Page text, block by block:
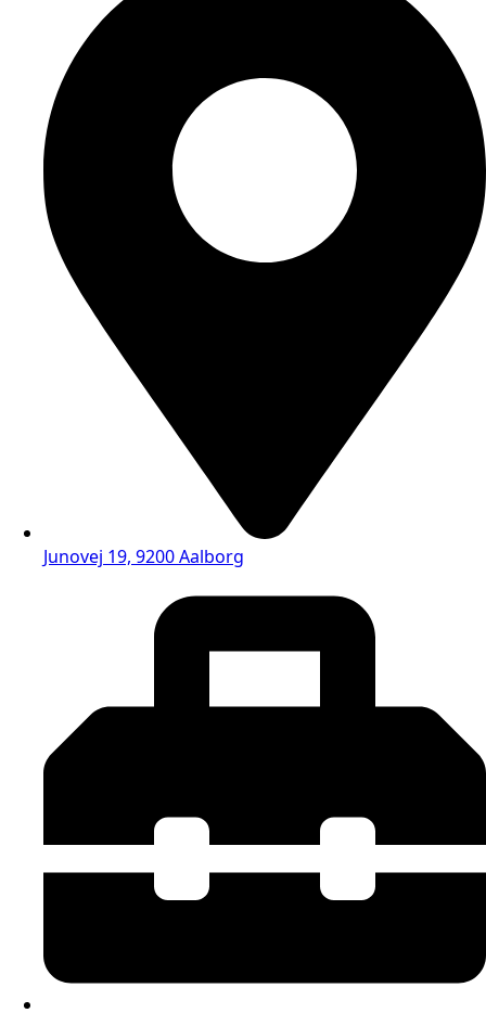
Junovej 19, 9200 Aalborg